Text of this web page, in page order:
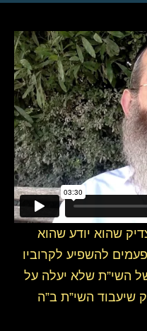
שהוא יודע שהוא
להשפיע לקרוביו
השי”ת שלא יעלה על
שיעבוד השי”ת ב”ה